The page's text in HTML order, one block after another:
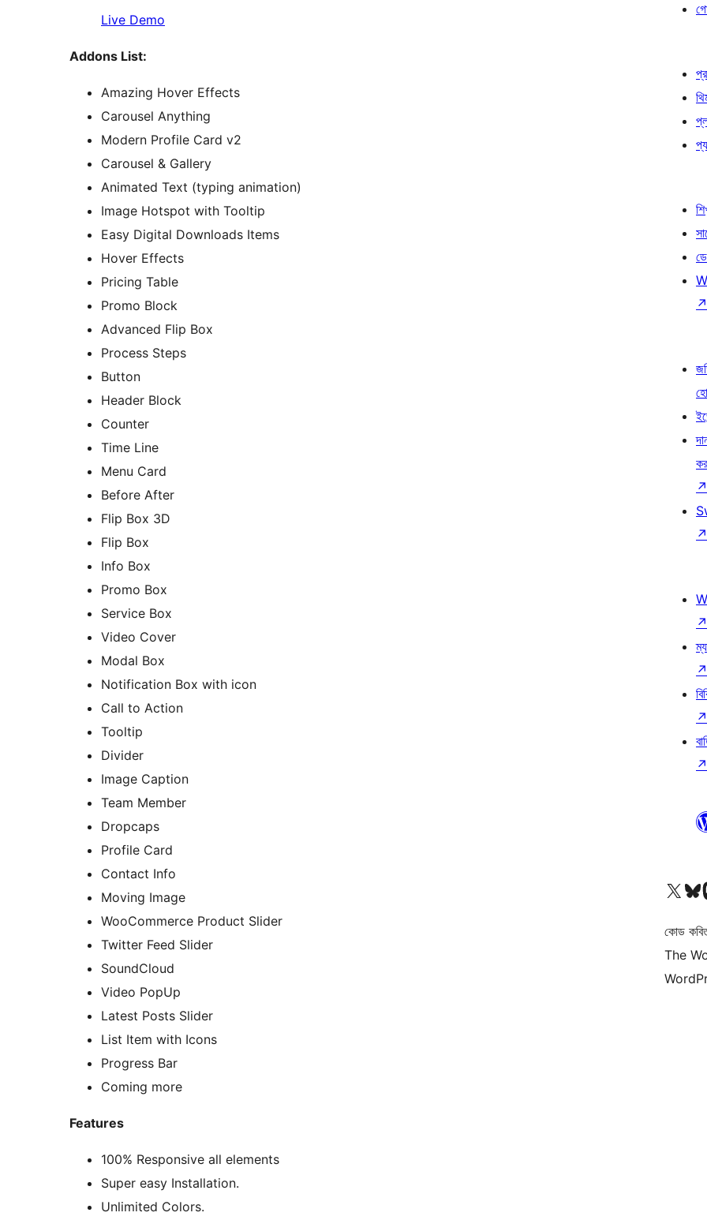
Live Demo
Addons List:
Amazing Hover Effects
Carousel Anything
Modern Profile Card v2
Carousel & Gallery
Animated Text (typing animation)
Image Hotspot with Tooltip
Easy Digital Downloads Items
Hover Effects
Pricing Table
Promo Block
Advanced Flip Box
Process Steps
Button
Header Block
Counter
Time Line
Menu Card
Before After
Flip Box 3D
Flip Box
Info Box
Promo Box
Service Box
Video Cover
Modal Box
Notification Box with icon
Call to Action
Tooltip
Divider
Image Caption
Team Member
Dropcaps
Profile Card
Contact Info
Moving Image
WooCommerce Product Slider
Twitter Feed Slider
SoundCloud
Video PopUp
Latest Posts Slider
List Item with Icons
Progress Bar
Coming more
Features
100% Responsive all elements
Super easy Installation.
Unlimited Colors.
↗
↗
↗
↗
↗
↗
↗
আমাদের X (আগের টুইটার) অ্যাকাউন্টে যানআমাদের Bluesky
কোড
The